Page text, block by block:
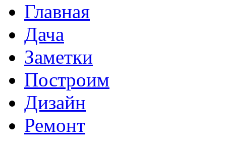
Главная
Дача
Заметки
Построим
Дизайн
Ремонт